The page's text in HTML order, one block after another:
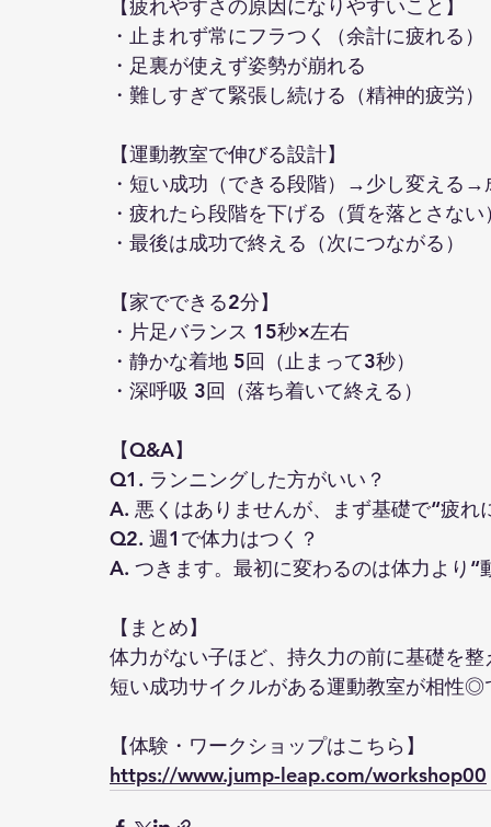
【疲れやすさの原因になりやすいこと】
・止まれず常にフラつく（余計に疲れる）
・足裏が使えず姿勢が崩れる
・難しすぎて緊張し続ける（精神的疲労）
【運動教室で伸びる設計】
・短い成功（できる段階）→少し変える→
・疲れたら段階を下げる（質を落とさない
・最後は成功で終える（次につながる）
【家でできる2分】
・片足バランス 15秒×左右
・静かな着地 5回（止まって3秒）
・深呼吸 3回（落ち着いて終える）
【Q&A】
Q1. ランニングした方がいい？
A. 悪くはありませんが、まず基礎で“疲
Q2. 週1で体力はつく？
A. つきます。最初に変わるのは体力より“
【まとめ】
体力がない子ほど、持久力の前に基礎を
短い成功サイクルがある運動教室が相性◎
【体験・ワークショップはこちら】
https://www.jump-leap.com/workshop00